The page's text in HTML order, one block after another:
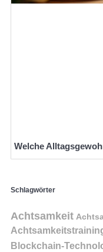
Welche
Schlagwörter
Achtsamkeit
Blockchain-